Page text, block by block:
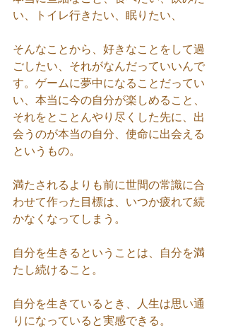
い、トイレ行きたい、眠りたい、
そんなことから、好きなことをして過
ごしたい、それがなんだっていいんで
す。ゲームに夢中になることだってい
い、本当に今の自分が楽しめること、
それをとことんやり尽くした先に、出
会うのが本当の自分、使命に出会える
というもの。
満たされるよりも前に世間の常識に合
わせて作った目標は、いつか疲れて続
かなくなってしまう。
自分を生きるということは、自分を満
たし続けること。
自分を生きているとき、人生は思い通
りになっていると実感できる。